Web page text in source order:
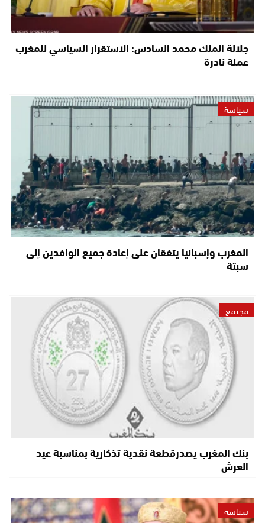
جلالة الملك محمد السادس: الاستقرار السياسي للمغرب
عملة نادرة
سياسة
المغرب وإسبانيا يتفقان على إعادة جميع الوافدين إلى
سبتة
مجتمع
بنك المغرب يصدرقطعة نقدية تذكارية بمناسبة عيد
العرش
سياسة